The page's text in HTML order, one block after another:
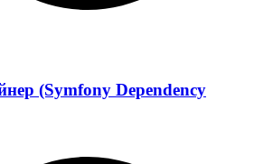
(Symfony Dependency